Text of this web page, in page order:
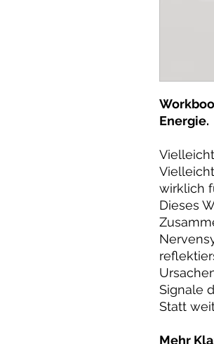
Energie.
wirklich
Dieses
Signale
Statt
Mehr